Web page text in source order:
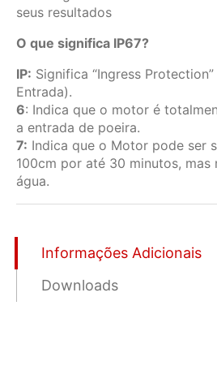
seus resultados
O que significa IP67?
IP: Significa “Ingress
Entrada).
6: Indica que o motor é
a entrada de poeira.
7: Indica que o Motor pode ser
100cm por até 30 minutos,
água.
Informações Adicionais
Downloads